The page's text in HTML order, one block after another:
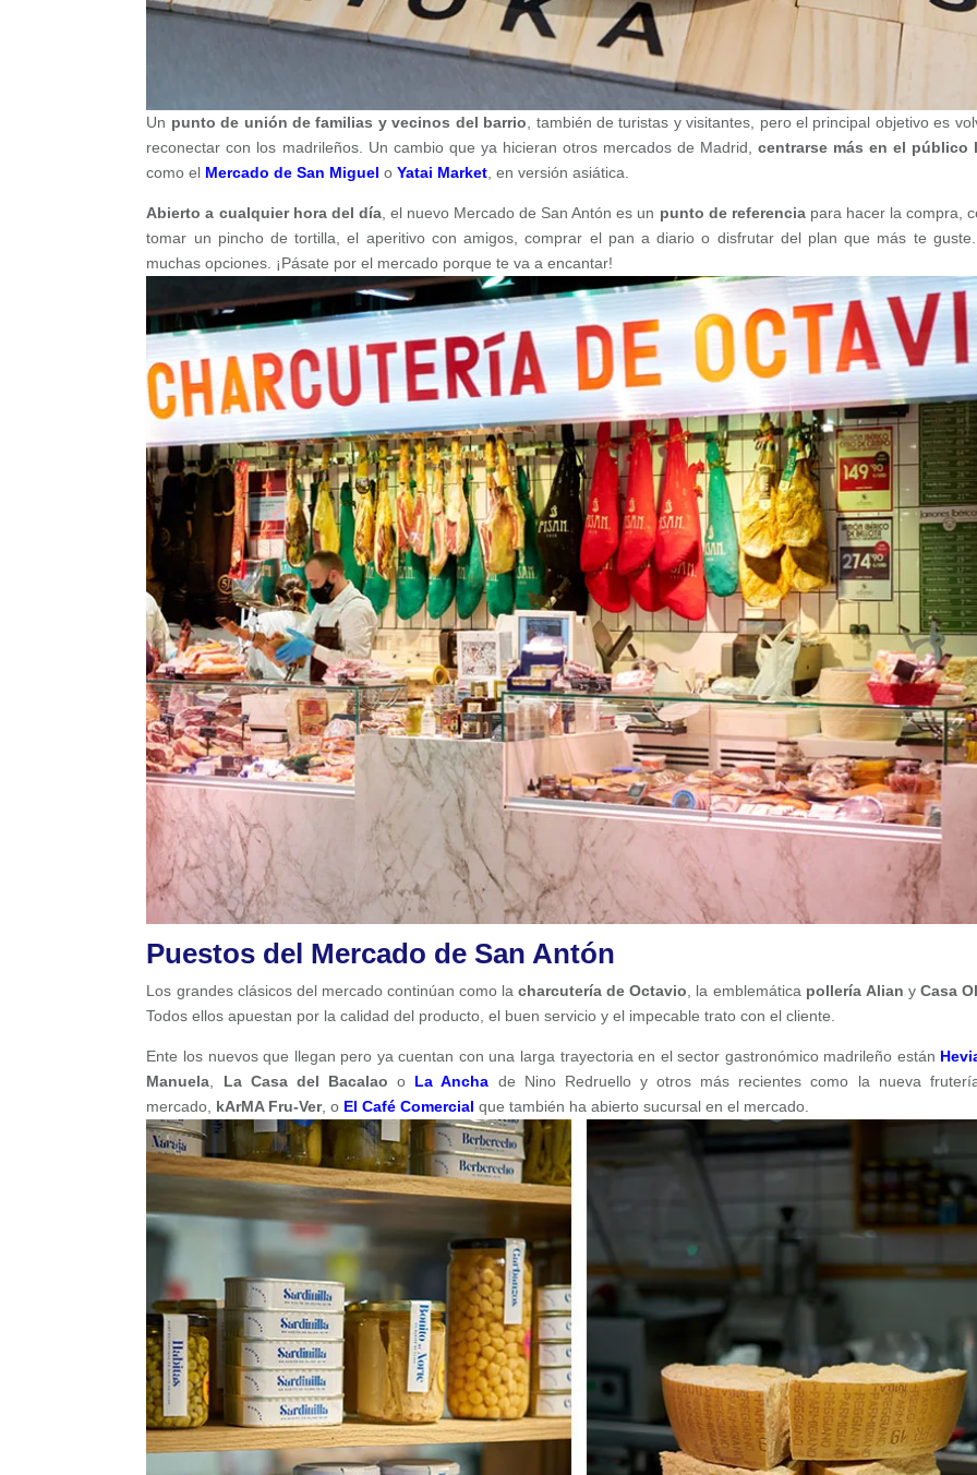
Un punto de unión de familias y vecinos del barrio , también de turistas y visitantes, pero el principal objetivo es
reconectar con los madrileños. Un cambio que ya hicieran otros mercados de Madrid, centrarse más en el público
como el Mercado de San Miguel oYatai Market , en versión asiática.
Abierto a cualquier hora del día, el nuevo Mercado de San Antón es un punto de referenciapara hacer la compra,
tomar un pincho de tortilla, el aperitivo con amigos, comprar el pan a diario o disfrutar del plan que más te
muchas opciones. ¡Pásate por el mercado porque te va a encantar!
Puestos del Mercado de San Antón
Los grandes clásicos del mercado continúan como lacharcutería de Octavio , la emblemática pollería Alian y Casa
Todos ellos apuestan por la calidad del producto, el buen servicio y el impecable trato con el cliente.
Ente los nuevos que llegan pero ya cuentan con una larga trayectoria en el sector gastronómico madrileño están
Manuela
La Casa del Bacalao o La Ancha de Nino Redruello y otros más recientes como la nueva
mercado, kArMA Fru-Ver, o El Café Comercial que también ha abierto sucursal en el mercado.